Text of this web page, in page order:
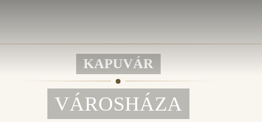
KAPUVÁR
VÁROSHÁZA